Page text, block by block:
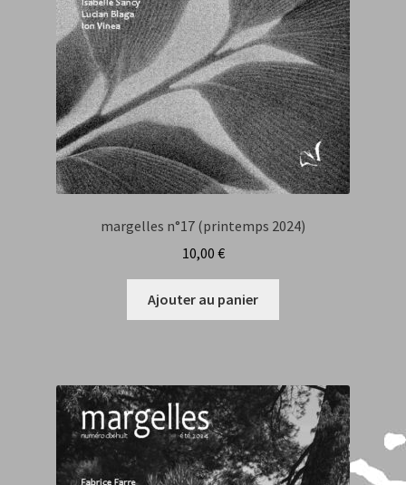
margelles n°17 (printemps 2024)
10,00 €
Ajouter au panier